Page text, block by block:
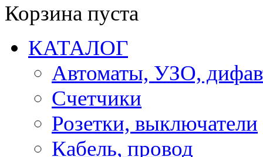
Корзина пуста
КАТАЛОГ
Автоматы, УЗО,
Счетчики
Розетки, выключатели
Кабель, провод